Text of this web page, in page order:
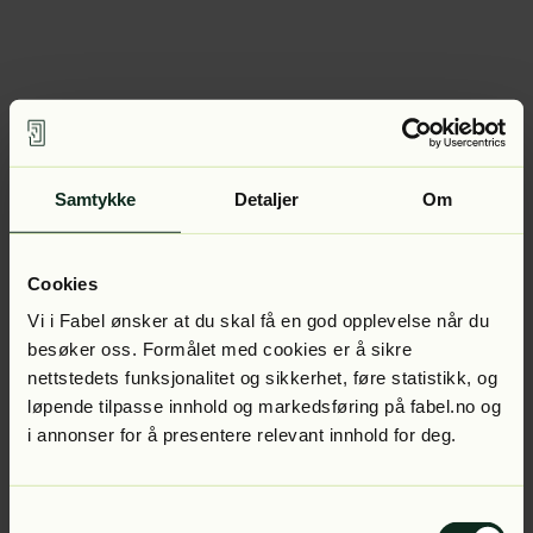
Samtykke Detaljer Om
Cookies
Vi i Fabel ønsker at du skal få en god opplevelse når du
besøker oss. Formålet med cookies er å sikre
nettstedets funksjonalitet og sikkerhet, føre statistikk, og
løpende tilpasse innhold og markedsføring på fabel.no og
i annonser for å presentere relevant innhold for deg.